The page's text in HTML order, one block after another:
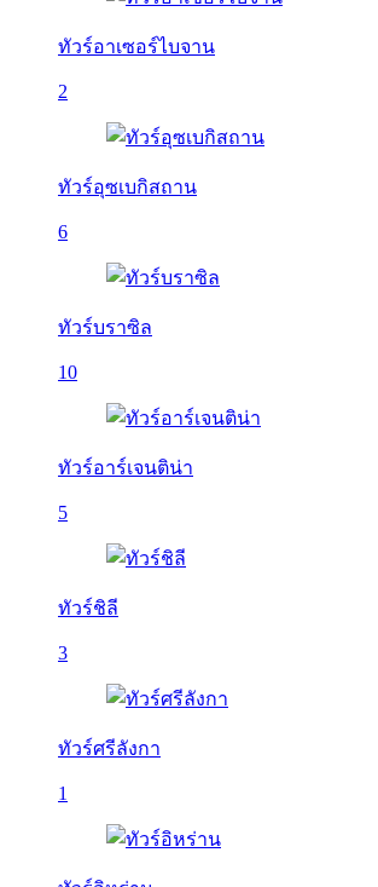
ทัวร์อาเซอร์ไบจาน
2
ทัวร์อุซเบกิสถาน
6
ทัวร์บราซิล
10
ทัวร์อาร์เจนติน่า
5
ทัวร์ชิลี
3
ทัวร์ศรีลังกา
1